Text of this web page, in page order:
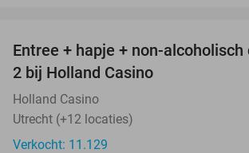
Entree + hapje + non-
2 bij Holland Casino
Holland Casino
Utrecht (+12 locaties)
Verkocht: 11.129